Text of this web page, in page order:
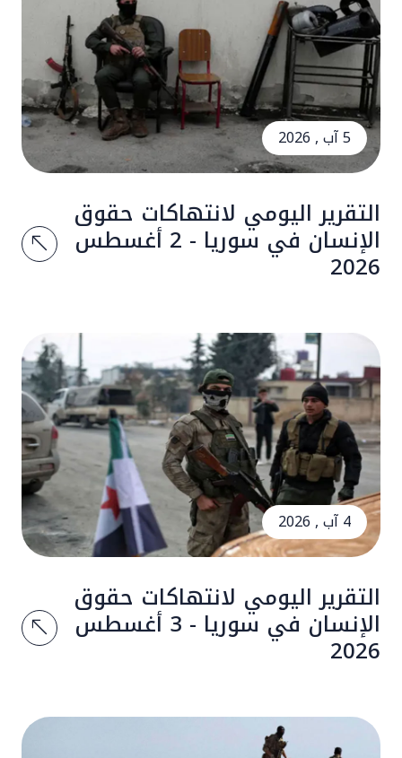
5 آب , 2026
التقرير اليومي لانتهاكات حقوق
الإنسان في سوريا - 2 أغسطس
2026
4 آب , 2026
التقرير اليومي لانتهاكات حقوق
الإنسان في سوريا - 3 أغسطس
2026